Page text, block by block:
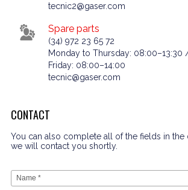
tecnic2@gaser.com
Spare parts
(34) 972 23 65 72
Monday to Thursday: 08:00–13:30
Friday: 08:00–14:00
tecnic@gaser.com
CONTACT
You can also complete all of the fields in the
we will contact you shortly.